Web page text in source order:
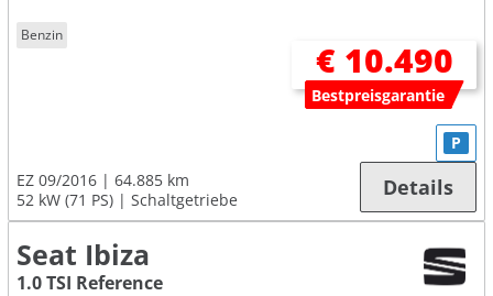
Benzin
€ 10.490
Bestpreisgarantie
EZ 09/2016
64.885 km
52 kW (71 PS)
Schaltgetriebe
P
Details
Seat Ibiza
1.0 TSI Reference